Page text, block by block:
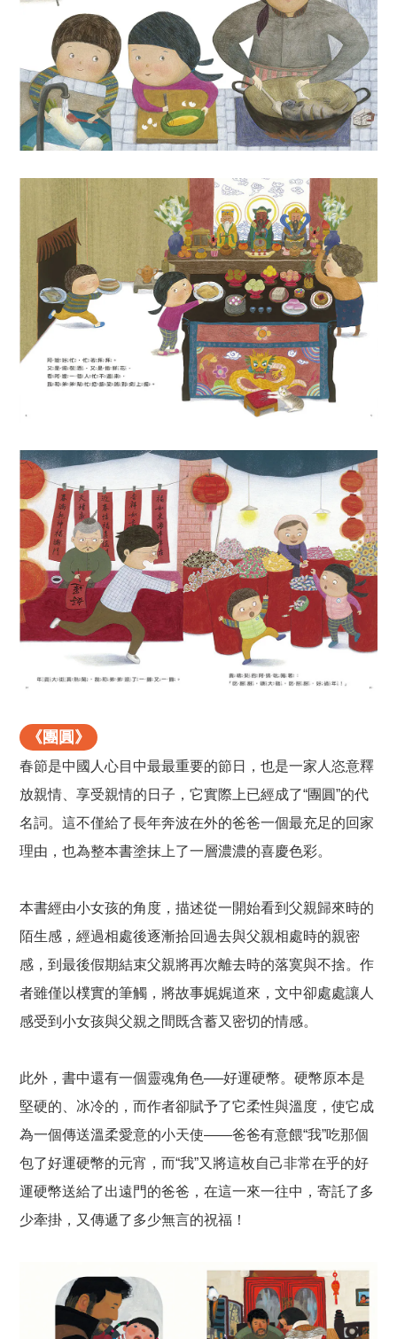
《團圓》
春節是中國人心目中最最重要的節日，也是一家人恣意釋
放親情、享受親情的日子，它實際上已經成了“團圓”的代
名詞。這不僅給了長年奔波在外的爸爸一個最充足的回家
理由，也為整本書塗抹上了一層濃濃的喜慶色彩。
本書經由小女孩的角度，描述從一開始看到父親歸來時的
陌生感，經過相處後逐漸拾回過去與父親相處時的親密
感，到最後假期結束父親將再次離去時的落寞與不捨。作
者雖僅以樸實的筆觸，將故事娓娓道來，文中卻處處讓人
感受到小女孩與父親之間既含蓄又密切的情感。
此外，書中還有一個靈魂角色──好運硬幣。硬幣原本是
堅硬的、冰冷的，而作者卻賦予了它柔性與溫度，使它成
為一個傳送溫柔愛意的小天使——爸爸有意餵“我”吃那個
包了好運硬幣的元宵，而“我”又將這枚自己非常在乎的好
運硬幣送給了出遠門的爸爸，在這一來一往中，寄託了多
少牽掛，又傳遞了多少無言的祝福！